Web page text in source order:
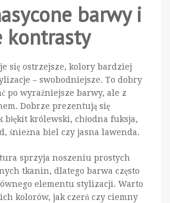
barwy i
kontrasty
się ostrzejsze, kolory bardziej
– swobodniejsze. To dobry
po wyraźniejsze barwy, ale z
Dobrze prezentują się
błękit królewski, chłodna fuksja,
śnieżna biel czy jasna lawenda.
sprzyja noszeniu prostych
tkanin, dlatego barwa często
elementu stylizacji. Warto
kolorów, jak czerń czy ciemny